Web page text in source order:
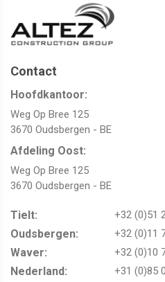
Contact
Hoofdkantoor:
Weg Op Bree 125
3670 Oudsbergen - BE
Afdeling Oost:
Weg Op Bree 125
3670 Oudsbergen - BE
Tielt: +32 (0)51
Oudsbergen​​​​​​​: +32 (0)11
Waver:​​​​​​​ +32 (0)10
Nederland: +31 (0)85